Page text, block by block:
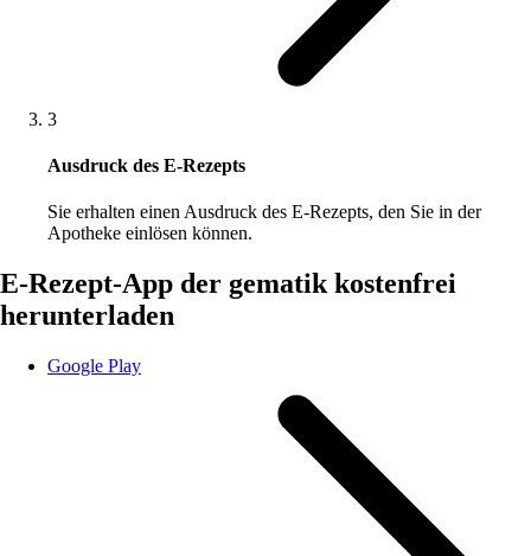
3
Ausdruck des E-Rezepts
Sie erhalten einen Ausdruck des E-Rezepts, den Sie in der
Apotheke einlösen können.
E-Rezept-App der gematik kostenfrei
herunterladen
Google Play